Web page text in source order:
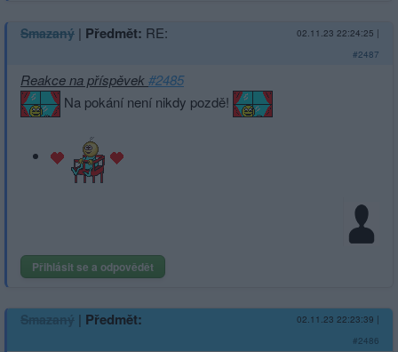
Smazaný | Předmět: RE: 02.11.23 22:24:25 |
#2487
Reakce na příspěvek#2485
Na pokání není nikdy pozdě!
Přihlásit se a odpovědět
Smazaný | Předmět: 02.11.23 22:23:39 |
#2486